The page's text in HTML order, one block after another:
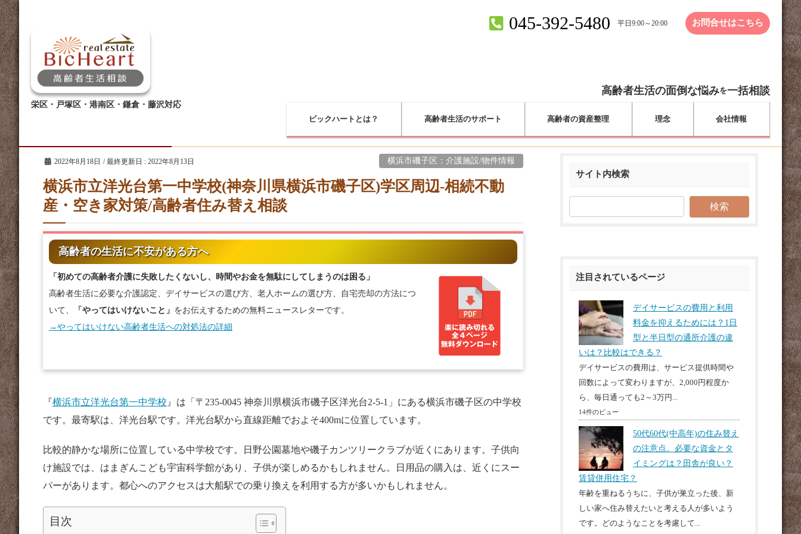
栄区・戸塚区・港南区・鎌倉・藤沢対応
045-392-5480 平日9:00～20:00 お問合せはこちら
高齢者生活の面倒な悩みを一括相談
ビックハートとは？ 高齢者生活のサポート 高齢者の資産整理 理念 会社情報
2022年8月18日 / 最終更新日 : 2022年8月13日 横浜市磯子区：介護施設/物件情報
横浜市立洋光台第一中学校(神奈川県横浜市磯子区)学区周辺-相続不動
産・空き家対策/高齢者住み替え相談
高齢者の生活に不安がある方へ
「初めての高齢者介護に失敗したくないし、時間やお金を無駄にしてしまうのは困る」
高齢者生活に必要な介護認定、デイサービスの選び方、老人ホームの選び方、自宅売却の方法につ
いて、
「やってはいけないこと」 をお伝えするための無料ニュースレターです。
→やってはいけない高齢者生活への対処法の詳細
『横浜市立洋光台第一中学校 』は「〒235-0045 神奈川県横浜市磯子区洋光台2-5-1」にある横浜市磯子区の中学校
です。最寄駅は、洋光台駅です。洋光台駅から直線距離でおよそ400mに位置しています。
比較的静かな場所に位置している中学校です。日野公園墓地や磯子カンツリークラブが近くにあります。子供向
け施設では、はまぎんこども宇宙科学館があり、子供が楽しめるかもしれません。日用品の購入は、近くにスー
パーがあります。都心へのアクセスは大船駅での乗り換えを利用する方が多いかもしれません。
目次
サイト内検索
注目されているページ
デイサービスの費用と利用
料金を抑えるためには？1日
型と半日型の通所介護の違
いは？比較はできる？
デイサービスの費用は、サービス提供時間や
回数によって変わりますが、2,000円程度か
ら、毎日通っても2～3万円...
14件のビュー
50代60代(中高年)の住み替え
の注意点。必要な資金とタ
イミングは？田舎が良い？
賃貸併用住宅？
年齢を重ねるうちに、子供が巣立った後、新
しい家へ住み替えたいと考える人が多いよう
です。どのようなことを考慮して...